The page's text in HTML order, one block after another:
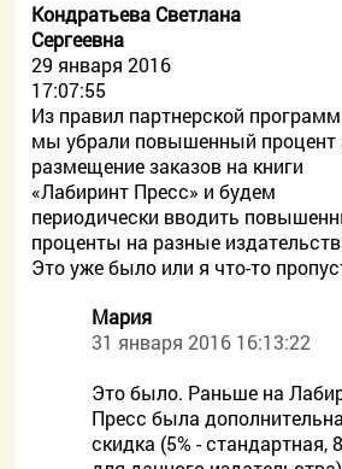
Кондратьева Светлана
Сергеевна
29 января 2016
17:07:55
Из правил партнерской
мы убрали повышенный процент
размещение заказов на книги
«Лабиринт Пресс» и будем
периодически вводить
проценты на разные
Это уже было или я что-то
Мария
31 января 2016 16:13:22
Это было. Раньше на
Пресс была
скидка (5% - стандартная,